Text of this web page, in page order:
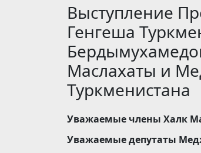
Выступление
Генгеша
Маслахаты и
Туркменистана
Уважаемые члены Халк
Уважаемые депутаты